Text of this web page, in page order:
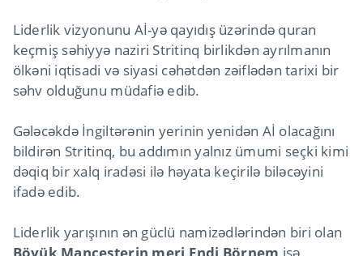
Liderlik vizyonunu Aİ-yə qayıdış üzərində quran
keçmiş səhiyyə naziri Stritinq birlikdən ayrılmanın
ölkəni iqtisadi və siyasi cəhətdən zəiflədən tarixi bir
səhv olduğunu müdafiə edib.
Gələcəkdə İngiltərənin yerinin yenidən Aİ olacağını
bildirən Stritinq, bu addımın yalnız ümumi seçki kimi
dəqiq bir xalq iradəsi ilə həyata keçirilə biləcəyini
ifadə edib.
Liderlik yarışının ən güclü namizədlərindən biri olan